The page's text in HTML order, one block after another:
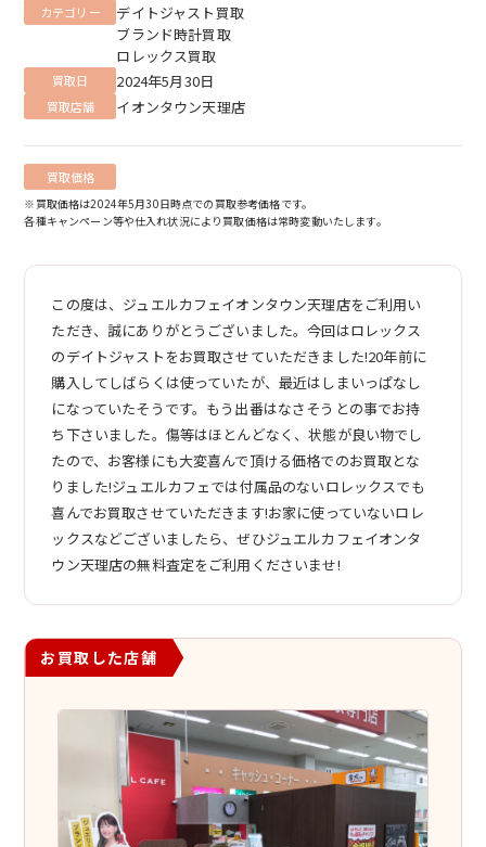
カテゴリー
デイトジャスト買取
ブランド時計買取
ロレックス買取
買取日 2024年5月30日
買取店舗 イオンタウン天理店
買取価格
※買取価格は2024年5月30日時点での買取参考価格です。
各種キャンペーン等や仕入れ状況により買取価格は常時変動いたします。
この度は、ジュエルカフェイオンタウン天理店をご利用い
ただき、誠にありがとうございました。今回はロレックス
のデイトジャストをお買取させていただきました!20年前に
購入してしばらくは使っていたが、最近はしまいっぱなし
になっていたそうです。もう出番はなさそうとの事でお持
ち下さいました。傷等はほとんどなく、状態が良い物でし
たので、お客様にも大変喜んで頂ける価格でのお買取とな
りました!ジュエルカフェでは付属品のないロレックスでも
喜んでお買取させていただきます!お家に使っていないロレ
ックスなどございましたら、ぜひジュエルカフェイオンタ
ウン天理店の無料査定をご利用くださいませ!
お買取した店舗